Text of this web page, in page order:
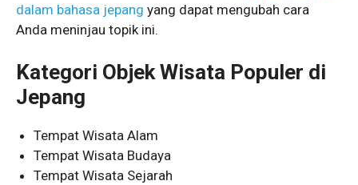
dalam bahasa jepang yang dapat mengubah cara
Anda meninjau topik ini.
Kategori Objek Wisata Populer di
Jepang
Tempat Wisata Alam
Tempat Wisata Budaya
Tempat Wisata Sejarah